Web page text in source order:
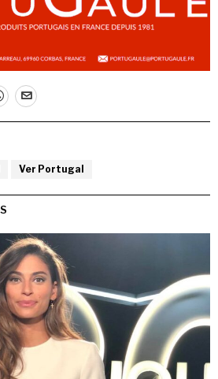
Ver Portugal